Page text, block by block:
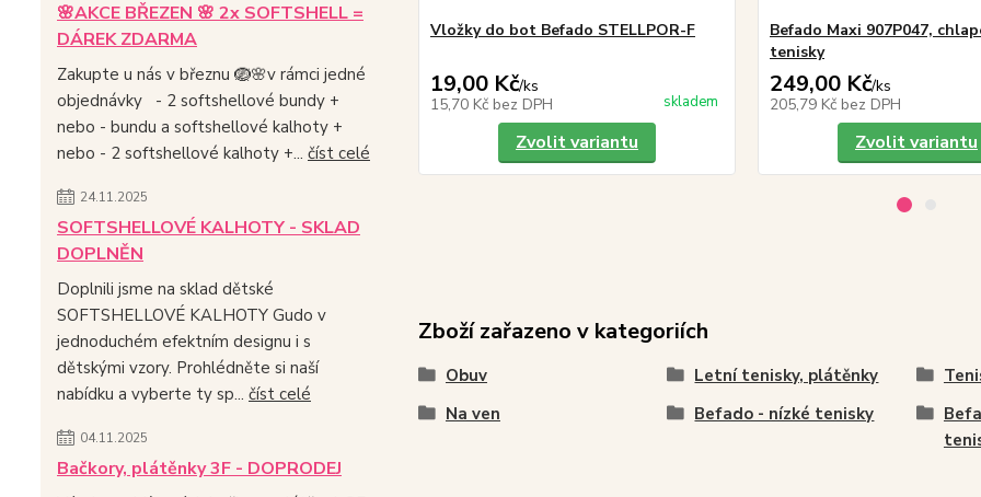
🌸AKCE BŘEZEN 🌸 2x SOFTSHELL =
DÁREK ZDARMA
Zakupte u nás v březnu 🪺🌸v rámci jedné
objednávky - 2 softshellové bundy +
nebo - bundu a softshellové kalhoty +
nebo - 2 softshellové kalhoty +... číst celé
24.11.2025
SOFTSHELLOVÉ KALHOTY - SKLAD
DOPLNĚN
Doplnili jsme na sklad dětské
SOFTSHELLOVÉ KALHOTY Gudo v
jednoduchém efektním designu i s
dětskými vzory. Prohlédněte si naší
nabídku a vyberte ty sp... číst celé
04.11.2025
Bačkory, plátěnky 3F - DOPRODEJ
Vložky do bot Befado STELLPOR-F
19,00 Kč/ks
15,70 Kč bez DPH skladem
Zvolit variantu
Befado Maxi 907P047,
tenisky
249,00 Kč/ks
205,79 Kč bez DPH
Zvolit variantu
Zboží zařazeno v kategoriích
Obuv Letní tenisky, plátěnky
Na ven
Befado - nízké tenisky